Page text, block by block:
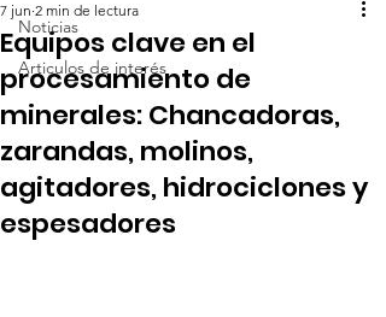
Noticias
Articulos de interés
Equipos clave en el
procesamiento de
minerales: Chancadoras,
zarandas, molinos,
agitadores, hidrociclones y
espesadores
7 jun 2 min de lectura